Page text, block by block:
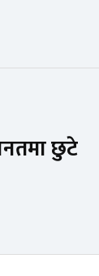
छुटे